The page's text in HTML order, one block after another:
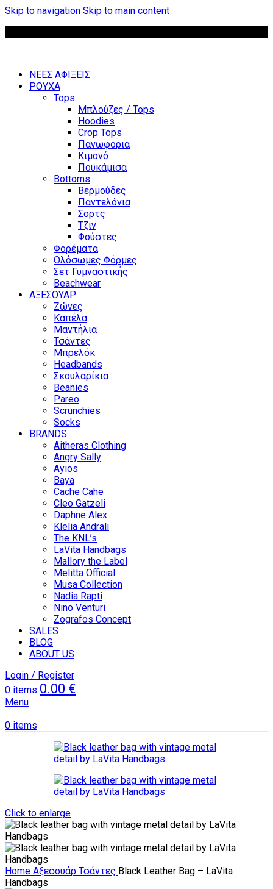
Skip to navigation Skip to main content
ΝΕΕΣ ΑΦΙΞΕΙΣ
ΡΟΥΧΑ
Tops
Μπλούζες / Tops
Hoodies
Crop Tops
Πανωφόρια
Κιμονό
Πουκάμισα
Bottoms
Βερμούδες
Παντελόνια
Σορτς
Τζιν
Φούστες
Φορέματα
Ολόσωμες Φόρμες
Σετ Γυμναστικής
Beachwear
ΑΞΕΣΟΥΑΡ
Ζώνες
Καπέλα
Μαντήλια
Τσάντες
Μπρελόκ
Headbands
Σκουλαρίκια
Beanies
Pareo
Scrunchies
Socks
BRANDS
Aitheras Clothing
Angry Sally
Ayios
Baya
Cache Cahe
Cleo Gatzeli
Daphne Alex
Klelia Andrali
The KNL’s
LaVita Handbags
Mallory the Label
Melitta Official
Musa Collection
Nadia Rapti
Nino Venturi
Zografos Concept
SALES
BLOG
ABOUT US
Login / Register
0 items 0.00 €
Menu
0 items
Click to enlarge
Home Αξεσουάρ Τσάντες Black Leather Bag – LaVita
Handbags